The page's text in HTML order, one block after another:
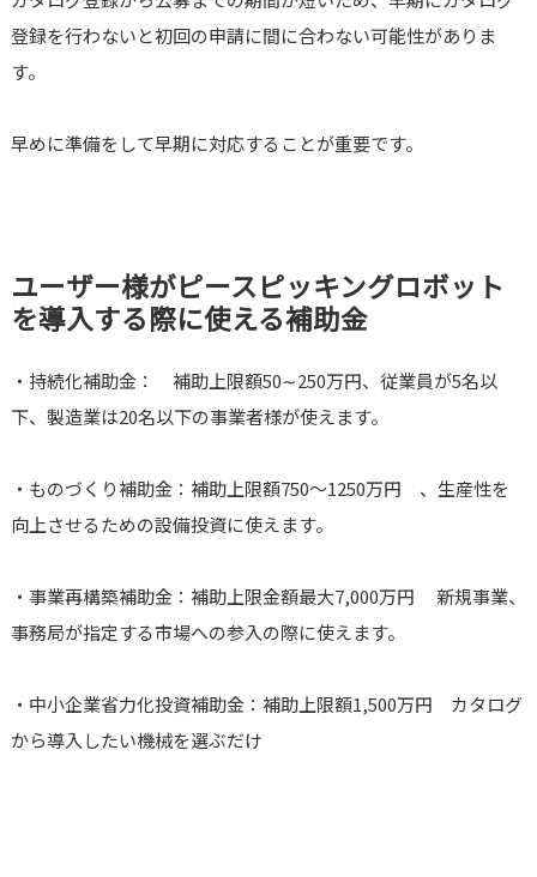
登録を行わないと初回の申請に間に合わない可能性がありま
す。
早めに準備をして早期に対応することが重要です。
ユーザー様がピースピッキングロボット
を導入する際に使える補助金
・持続化補助金： 補助上限額50∼250万円、従業員が5名以
下、製造業は20名以下の事業者様が使えます。
・ものづくり補助金：補助上限額750～1250万円 、生産性を
向上させるための設備投資に使えます。
・事業再構築補助金：補助上限金額最大7,000万円 新規事業、
事務局が指定する市場への参入の際に使えます。
・中小企業省力化投資補助金：補助上限額1,500万円 カタログ
から導入したい機械を選ぶだけ